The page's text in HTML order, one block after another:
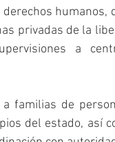
privadas de la
a
familias de
del estado, así